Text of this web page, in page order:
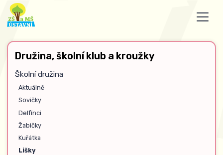
Družina, školní klub a kroužky
Školní družina
Aktuálně
Sovičky
Delfínci
Žabičky
Kuřátka
Lišky